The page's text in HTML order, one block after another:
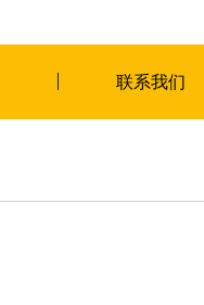
联系我们